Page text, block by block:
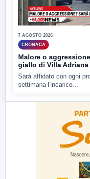
7 AGOSTO 2026
CRONACA
Malore o
giallo di Villa Adriana
Sarà affidato con ogni
settimana l'incarico...